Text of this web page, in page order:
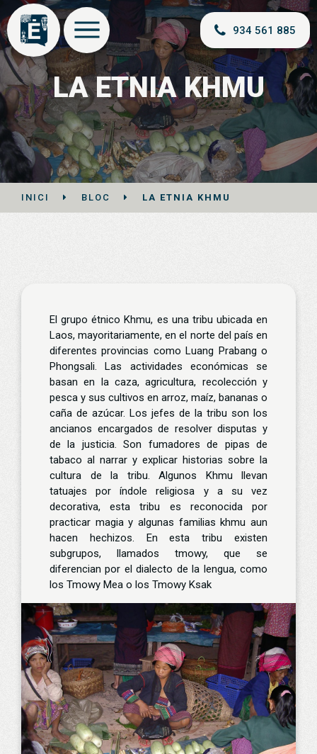
934 561 885
LA ETNIA KHMU
INICI BLOC LA ETNIA KHMU
El grupo étnico Khmu, es una tribu ubicada en
Laos, mayoritariamente, en el norte del país en
diferentes provincias como Luang Prabang o
Phongsali. Las actividades económicas se
basan en la caza, agricultura, recolección y
pesca y sus cultivos en arroz, maíz, bananas o
caña de azúcar. Los jefes de la tribu son los
ancianos encargados de resolver disputas y
de la justicia. Son fumadores de pipas de
tabaco al narrar y explicar historias sobre la
cultura de la tribu. Algunos Khmu llevan
tatuajes por índole religiosa y a su vez
decorativa, esta tribu es reconocida por
practicar magia y algunas familias khmu aun
hacen hechizos. En esta tribu existen
subgrupos, llamados tmowy, que se
diferencian por el dialecto de la lengua, como
los Tmowy Mea o los Tmowy Ksak